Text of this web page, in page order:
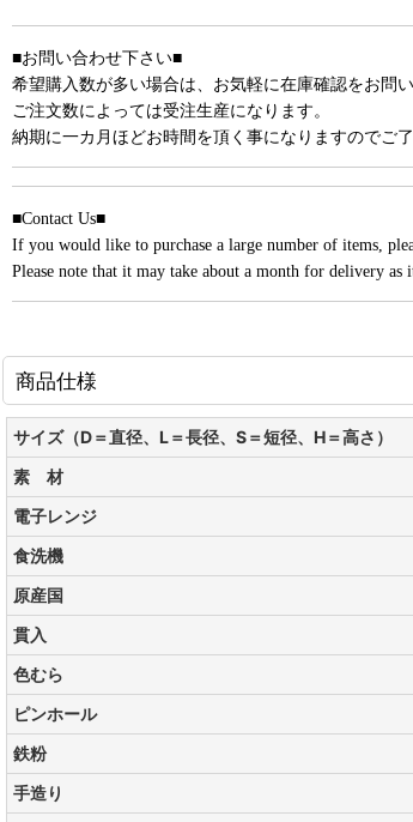
■お問い合わせ下さい■
希望購入数が多い場合は、お気軽に在庫確認をお問い
ご注文数によっては受注生産になります。
納期に一カ月ほどお時間を頂く事になりますのでご了
■Contact Us■
If you would like to purchase a large number of items,
Please note that it may take about a month for delivery
商品仕様
サイズ（D＝直径、L＝長径、S＝短径、H＝高さ）
素 材
電子レンジ
食洗機
原産国
貫入
色むら
ピンホール
鉄粉
手造り